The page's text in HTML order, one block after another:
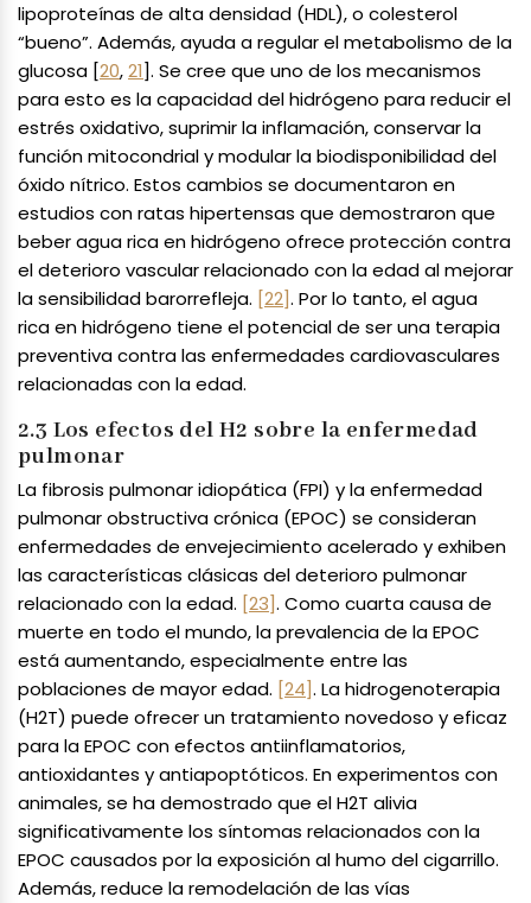
lipoproteínas de alta densidad (HDL), o colesterol
“bueno”. Además, ayuda a regular el metabolismo de la
glucosa [20,21]. Se cree que uno de los mecanismos
para esto es la capacidad del hidrógeno para reducir el
estrés oxidativo, suprimir la inflamación, conservar la
función mitocondrial y modular la biodisponibilidad del
óxido nítrico. Estos cambios se documentaron en
estudios con ratas hipertensas que demostraron que
beber agua rica en hidrógeno ofrece protección contra
el deterioro vascular relacionado con la edad al mejorar
la sensibilidad barorrefleja. [22]. Por lo tanto, el agua
rica en hidrógeno tiene el potencial de ser una terapia
preventiva contra las enfermedades cardiovasculares
relacionadas con la edad.
2.3 Los efectos del H2 sobre la enfermedad
pulmonar
La fibrosis pulmonar idiopática (FPI) y la enfermedad
pulmonar obstructiva crónica (EPOC) se consideran
enfermedades de envejecimiento acelerado y exhiben
las características clásicas del deterioro pulmonar
relacionado con la edad. [23]. Como cuarta causa de
muerte en todo el mundo, la prevalencia de la EPOC
está aumentando, especialmente entre las
poblaciones de mayor edad. [24]. La hidrogenoterapia
(H2T) puede ofrecer un tratamiento novedoso y eficaz
para la EPOC con efectos antiinflamatorios,
antioxidantes y antiapoptóticos. En experimentos con
animales, se ha demostrado que el H2T alivia
significativamente los síntomas relacionados con la
EPOC causados por la exposición al humo del cigarrillo.
Además, reduce la remodelación de las vías